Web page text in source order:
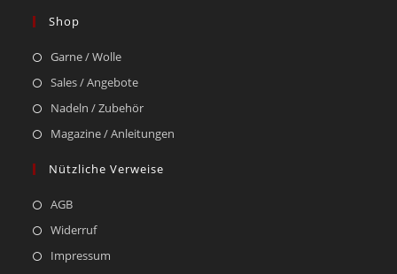
Shop
Garne / Wolle
Sales / Angebote
Nadeln / Zubehör
Magazine / Anleitungen
Nützliche Verweise
AGB
Widerruf
Impressum